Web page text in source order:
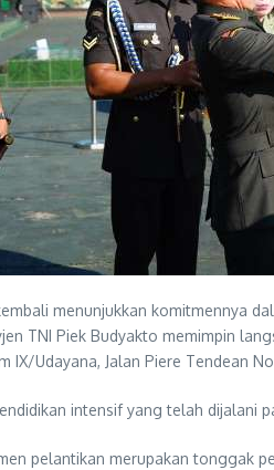
menunjukkan komitmennya
TNI Piek Budyakto memimpin
Udayana, Jalan Piere Tendean
intensif yang telah
pelantikan merupakan tonggak